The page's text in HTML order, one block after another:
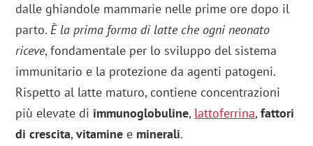
dalle ghiandole mammarie nelle prime ore dopo il
parto.È la prima forma di latte che ogni neonato
riceve, fondamentale per lo sviluppo del sistema
immunitario e la protezione da agenti patogeni.
Rispetto al latte maturo, contiene concentrazioni
più elevate di immunoglobuline, lattoferrina,fattori
di crescita,vitamine e minerali.